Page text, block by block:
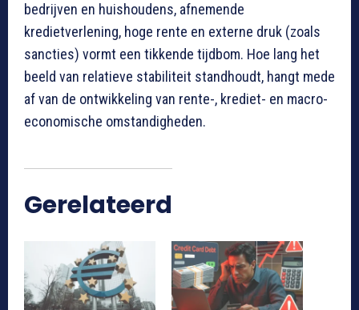
bedrijven en huishoudens, afnemende
kredietverlening, hoge rente en externe druk (zoals
sancties) vormt een tikkende tijdbom. Hoe lang het
beeld van relatieve stabiliteit standhoudt, hangt mede
af van de ontwikkeling van rente-, krediet- en macro-
economische omstandigheden.
Gerelateerd